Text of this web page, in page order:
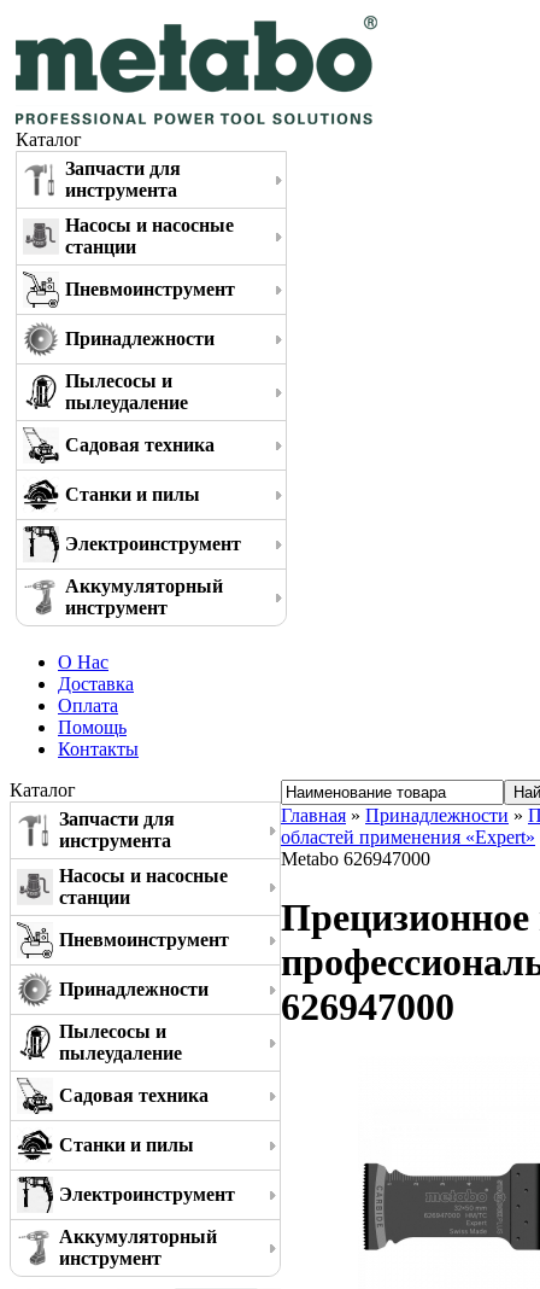
Каталог
Запчасти для
инструмента
Насосы и насосные
станции
Пневмоинструмент
Принадлежности
Пылесосы и
пылеудаление
Садовая техника
Станки и пилы
Электроинструмент
Аккумуляторный
инструмент
О Нас
Доставка
Оплата
Помощь
Контакты
Каталог
Запчасти для
инструмента
Насосы и насосные
станции
Пневмоинструмент
Принадлежности
Пылесосы и
пылеудаление
Садовая техника
Станки и пилы
Электроинструмент
Аккумуляторный
инструмент
Главная » Принадлежности »
областей применения «Expert»
Metabo 626947000
626947000